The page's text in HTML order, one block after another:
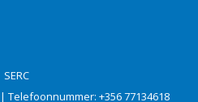
SERC
| Telefoonnummer: +356 77134618